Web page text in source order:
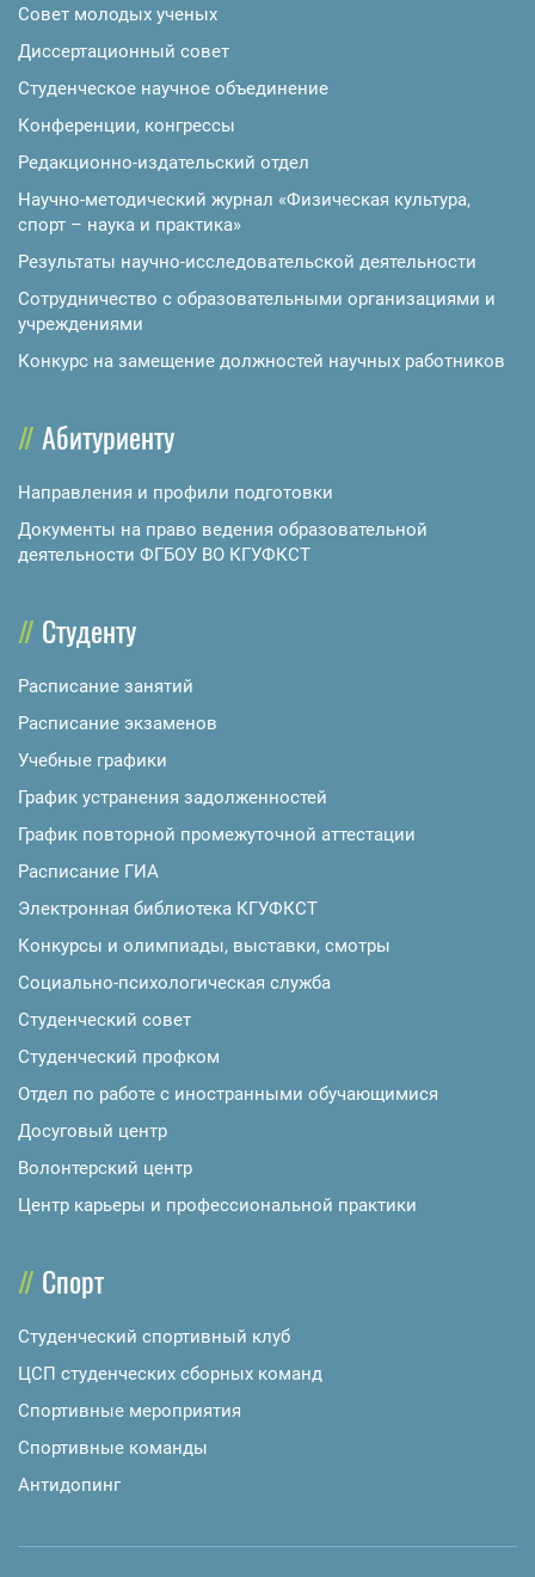
Совет молодых ученых
Диссертационный совет
Студенческое научное объединение
Конференции, конгрессы
Редакционно-издательский отдел
Научно-методический журнал «Физическая культура,
спорт – наука и практика»
Результаты научно-исследовательской деятельности
Сотрудничество с образовательными организациями и
учреждениями
Конкурс на замещение должностей научных работников
Абитуриенту
Направления и профили подготовки
Документы на право ведения образовательной
деятельности ФГБОУ ВО КГУФКСТ
Студенту
Расписание занятий
Расписание экзаменов
Учебные графики
График устранения задолженностей
График повторной промежуточной аттестации
Расписание ГИА
Электронная библиотека КГУФКСТ
Конкурсы и олимпиады, выставки, смотры
Социально-психологическая служба
Студенческий совет
Студенческий профком
Отдел по работе с иностранными обучающимися
Досуговый центр
Волонтерский центр
Центр карьеры и профессиональной практики
Спорт
Студенческий спортивный клуб
ЦСП студенческих сборных команд
Спортивные мероприятия
Спортивные команды
Антидопинг